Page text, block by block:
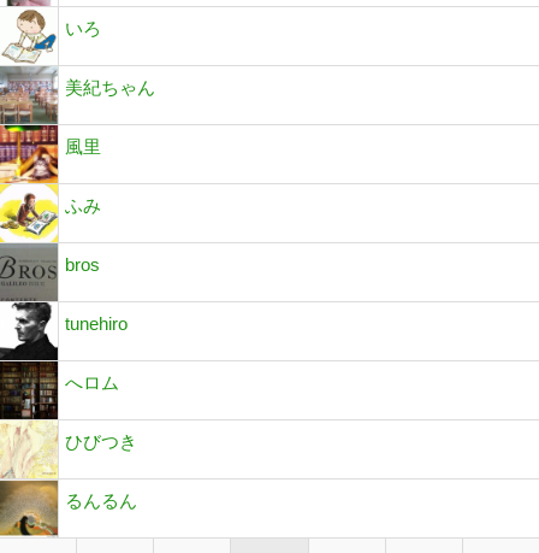
いろ
美紀ちゃん
風里
ふみ
bros
tunehiro
へロム
ひびつき
るんるん